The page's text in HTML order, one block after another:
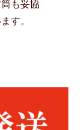
も妥協
す。